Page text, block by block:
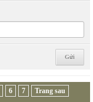
6 7
Trang sau